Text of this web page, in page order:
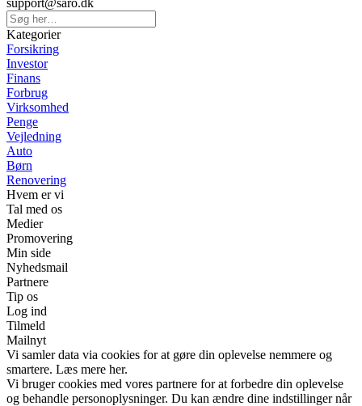
Kategorier
Forsikring
Investor
Finans
Forbrug
Virksomhed
Penge
Vejledning
Auto
Børn
Renovering
Hvem er vi
Tal med os
Medier
Promovering
Min side
Nyhedsmail
Partnere
Tip os
Log ind
Tilmeld
Mailnyt
Vi samler data via cookies for at gøre din oplevelse nemmere og
smartere. Læs mere her.
Vi bruger cookies med vores partnere for at forbedre din oplevelse
og behandle personoplysninger. Du kan ændre dine indstillinger når